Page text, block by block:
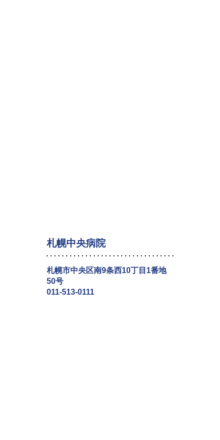
札幌中央病院
札幌市中央区南9条西10丁目1番地
50号
011-513-0111